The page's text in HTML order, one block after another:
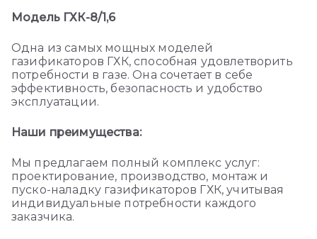
Модель ГХК-8/1,6
Одна из самых мощных моделей
газификаторов ГХК, способная удовлетворить
потребности в газе. Она сочетает в себе
эффективность, безопасность и удобство
эксплуатации.
Наши преимущества:
Мы предлагаем полный комплекс услуг:
проектирование, производство, монтаж и
пуско-наладку газификаторов ГХК, учитывая
индивидуальные потребности каждого
заказчика.